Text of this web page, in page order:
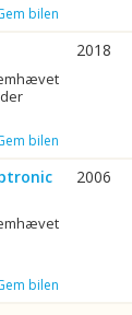
bilen
bilen
2018
bilen
2006